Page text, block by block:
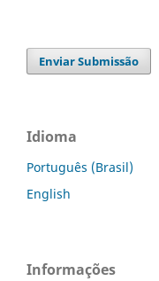
Enviar Submissão
Idioma
Português (Brasil)
English
Informações